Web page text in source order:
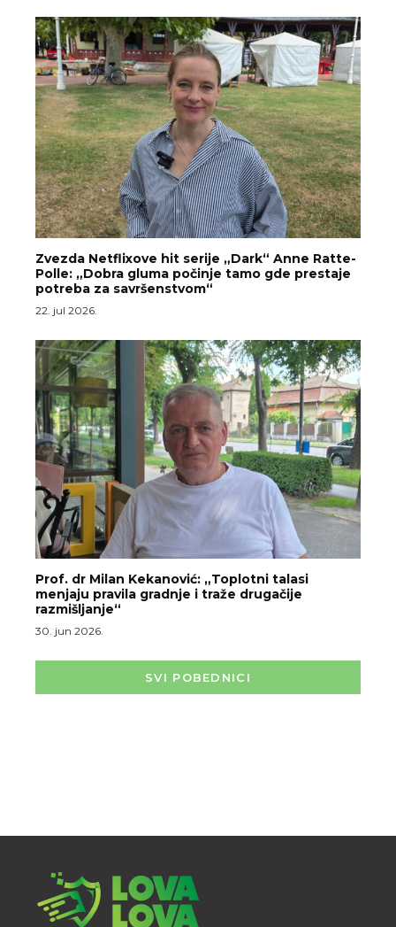
Zvezda Netflixove hit serije „Dark“ Anne Ratte-
Polle: „Dobra gluma počinje tamo gde prestaje
potreba za savršenstvom“
22. jul 2026.
Prof. dr Milan Kekanović: „Toplotni talasi
menjaju pravila gradnje i traže drugačije
razmišljanje“
30. jun 2026.
SVI POBEDNICI